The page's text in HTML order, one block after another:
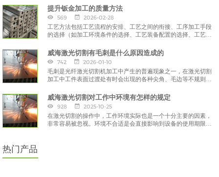
提升钣金加工的质量方法
569
2026-02-28
工艺方法包括工艺流程的安排、工艺之间的衔接、工序加工手段
的选择（如加工环境条件的选择、工艺装备配置的选择、工艺参
威海激光切割有毛刺是什么原因造成的
742
2026-01-10
毛刺是光纤激光切割机加工中产生的普遍现象之一，在激光切割
加工中工件表面过渡处有时会出现的各种尖角、毛边等不规则的
威海激光切割对工作中环境有怎样的规定
928
2025-10-25
在激光切割的操作中，工作环境实际也是一个十分主要的因素，
非常容易被忽视。环境不合适是会直接影响到设备的使用期限和
热门产品